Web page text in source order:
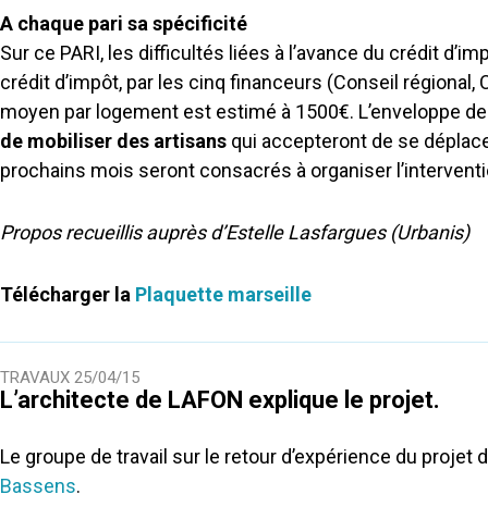
A chaque pari sa spécificité
Sur ce PARI, les difficultés liées à l’avance du crédit
crédit d’impôt, par les cinq financeurs (Conseil régional,
moyen par logement est estimé à 1500€. L’enveloppe
de mobiliser des artisans qui accepteront de se
prochains mois seront consacrés à organiser
Propos recueillis auprès d’Estelle Lasfargues (Urbanis)
Télécharger la Plaquette marseille
TRAVAUX 25/04/15
L’architecte de LAFON explique le projet.
Le groupe de travail sur le retour d’expérience du projet
Bassens.